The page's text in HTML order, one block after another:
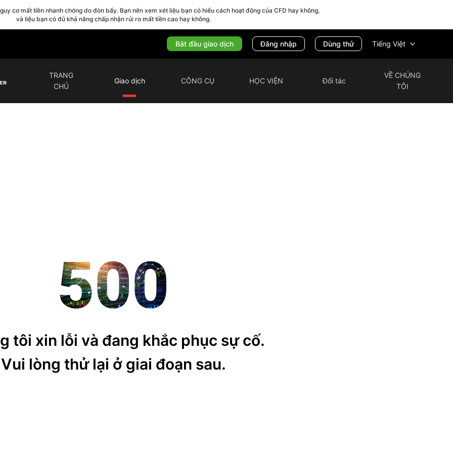
cơ mất tiền nhanh chóng do đòn bẩy. Bạn nên xem xét liệu bạn có hiểu cách hoạt động của CFD hay không,
và liệu bạn có đủ khả năng chấp nhận rủi ro mất tiền cao hay không.
Bắt đầu giao dịch Đăng nhập Dùng thử Tiếng Việt
TRANG
CHỦ
Giao dịch CÔNG CỤ HỌC VIỆN Đối tác
VỀ CHÚNG
TÔI
tôi xin lỗi và đang khắc phục sự cố.
Vui lòng thử lại ở giai đoạn sau.